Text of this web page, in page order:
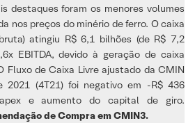
destaques foram os menores volumes
nos preços do minério de ferro. O caixa
atingiu R$ 6,1 bilhões (de R$ 7,2
EBITDA, devido à geração de caixa
Fluxo de Caixa Livre ajustado da CMIN
2021 (4T21) foi negativo em -R$ 436
e aumento do capital de giro.
de Compra em CMIN3.